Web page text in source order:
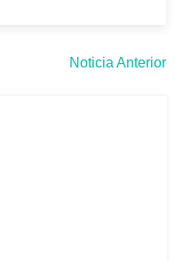
Noticia Anterior